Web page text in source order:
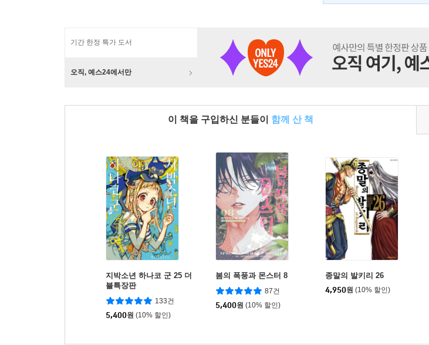
기간 한정 특가 도서
오직, 예스24에서만
이 책을 구입하신 분들이 함께 산 책
지박소년 하나코 군 25 더
블특장판
133건
5,400원 (10% 할인)
봄의 폭풍과 몬스터 8
87건
5,400원 (10% 할인)
종말의 발키리 26
4,950원 (10% 할인)